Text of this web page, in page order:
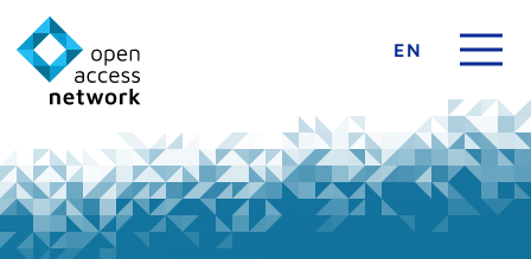
EN